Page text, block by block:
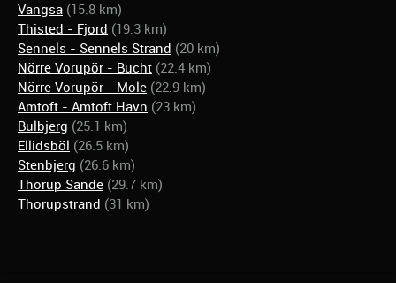
Vangsa (15.8 km)
Thisted - Fjord (19.3 km)
Sennels - Sennels Strand (20 km)
Nörre Vorupör - Bucht (22.4 km)
Nörre Vorupör - Mole (22.9 km)
Amtoft - Amtoft Havn (23 km)
Bulbjerg (25.1 km)
Ellidsböl (26.5 km)
Stenbjerg (26.6 km)
Thorup Sande (29.7 km)
Thorupstrand (31 km)